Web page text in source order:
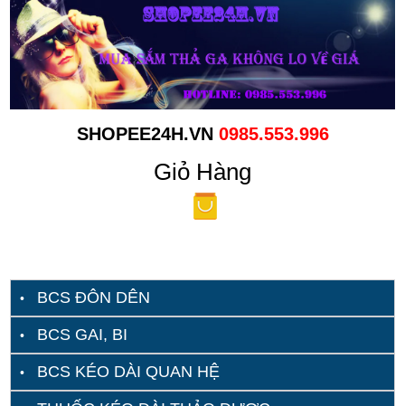
SHOPEE24H.VN 0985.553.996
Giỏ Hàng
BCS ĐÔN DÊN
BCS GAI, BI
BCS KÉO DÀI QUAN HỆ